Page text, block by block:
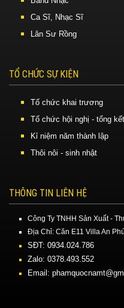
Ca Sĩ, Nhạc Sĩ
Lân Sư Rồng
TỔ CHỨC SỰ KIỆN
Tổ chức khai trương
Tổ chức hội nghị - tổng kết
Kỉ niệm năm thành lập
Thôi nôi - sinh nhật
THÔNG TIN LIÊN HỆ
Công Ty TNHH Sản Xuất -
Địa Chỉ: Căn E11 Villa An
SĐT: 0934.024.786
Zalo: 0378.493.552
Email: